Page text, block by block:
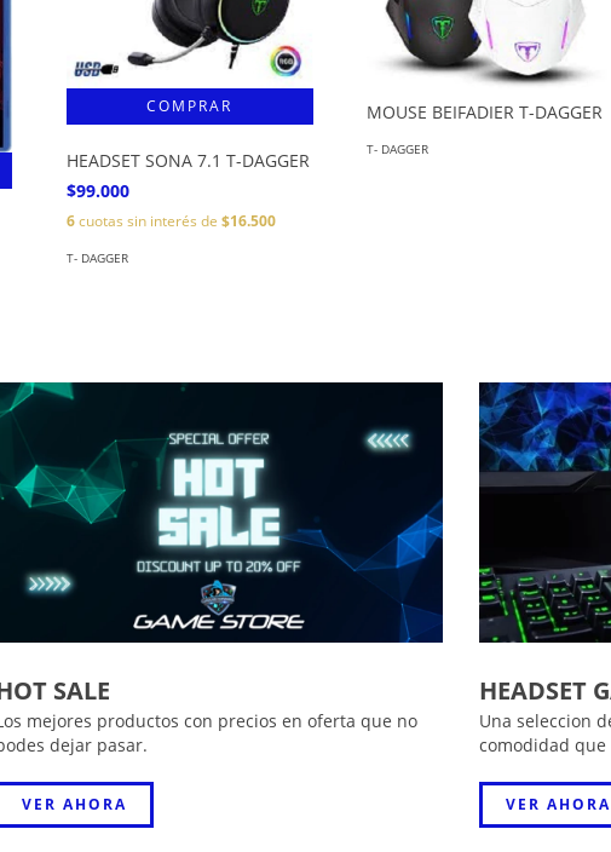
HEADSET SONA 7.1 T-DAGGER
$99.000
6cuotas sin interés de $16.500
T- DAGGER
MOUSE BEIFADIER T-DAGGER
T- DAGGER
SALE
mejores productos con precios en oferta que no
dejar pasar.
VER AHORA
HEADSET
Una seleccion
comodidad
VER AHORA